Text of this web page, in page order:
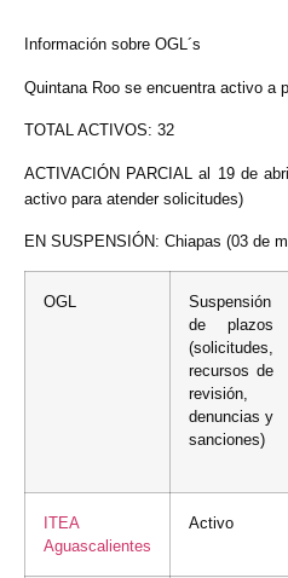
Información sobre OGL´s
Quintana Roo se encuentra activo a
TOTAL ACTIVOS: 32
ACTIVACIÓN PARCIAL al 19 de
activo para atender solicitudes)
EN SUSPENSIÓN: Chiapas (03 de
OGL
Suspensión
de plazos
(solicitudes,
recursos de
revisión,
denuncias y
sanciones)
ITEA
Aguascalientes
Activo